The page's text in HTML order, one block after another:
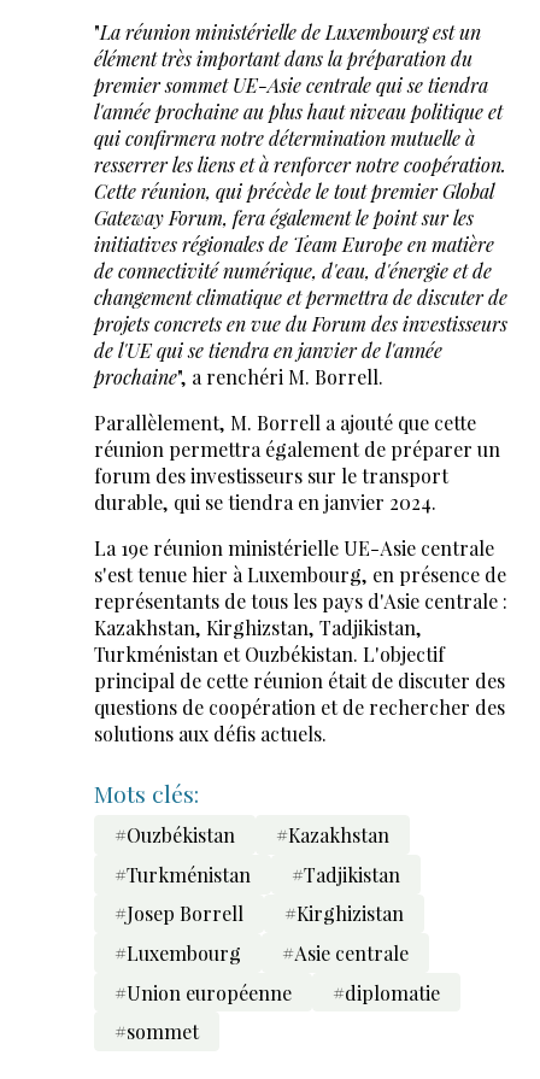
"La réunion ministérielle de Luxembourg est un
élément très important dans la préparation du
premier sommet UE-Asie centrale qui se tiendra
l'année prochaine au plus haut niveau politique et
qui confirmera notre détermination mutuelle à
resserrer les liens et à renforcer notre coopération.
Cette réunion, qui précède le tout premier Global
Gateway Forum, fera également le point sur les
initiatives régionales de Team Europe en matière
de connectivité numérique, d'eau, d'énergie et de
changement climatique et permettra de discuter de
projets concrets en vue du Forum des investisseurs
de l'UE qui se tiendra en janvier de l'année
prochaine", a renchéri M. Borrell.
Parallèlement, M. Borrell a ajouté que cette
réunion permettra également de préparer un
forum des investisseurs sur le transport
durable, qui se tiendra en janvier 2024.
La 19e réunion ministérielle UE-Asie centrale
s'est tenue hier à Luxembourg, en présence de
représentants de tous les pays d'Asie centrale :
Kazakhstan, Kirghizstan, Tadjikistan,
Turkménistan et Ouzbékistan. L'objectif
principal de cette réunion était de discuter des
questions de coopération et de rechercher des
solutions aux défis actuels.
Mots clés:
#Ouzbékistan
#Kazakhstan
#Turkménistan
#Tadjikistan
#Josep Borrell
#Kirghizistan
#Luxembourg
#Asie centrale
#Union européenne
#diplomatie
#sommet